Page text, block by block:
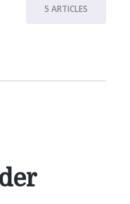
5 ARTICLES